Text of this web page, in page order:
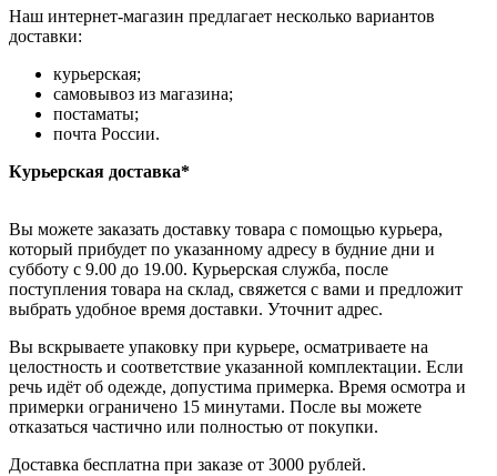
Наш интернет-магазин предлагает несколько вариантов
доставки:
курьерская;
самовывоз из магазина;
постаматы;
почта России.
Курьерская доставка*
Вы можете заказать доставку товара с помощью курьера,
который прибудет по указанному адресу в будние дни и
субботу с 9.00 до 19.00. Курьерская служба, после
поступления товара на склад, свяжется с вами и предложит
выбрать удобное время доставки. Уточнит адрес.
Вы вскрываете упаковку при курьере, осматриваете на
целостность и соответствие указанной комплектации. Если
речь идёт об одежде, допустима примерка. Время осмотра и
примерки ограничено 15 минутами. После вы можете
отказаться частично или полностью от покупки.
Доставка бесплатна при заказе от 3000 рублей.